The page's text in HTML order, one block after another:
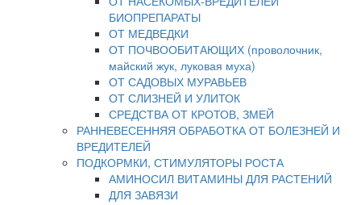
БИОПРЕПАРАТЫ
ОТ МЕДВЕДКИ
ОТ ПОЧВООБИТАЮЩИХ (проволочник,
майский жук, луковая муха)
ОТ САДОВЫХ МУРАВЬЕВ
ОТ СЛИЗНЕЙ И УЛИТОК
СРЕДСТВА ОТ КРОТОВ, ЗМЕЙ
РАННЕВЕСЕННЯЯ ОБРАБОТКА ОТ БОЛЕЗНЕЙ И
ВРЕДИТЕЛЕЙ
ПОДКОРМКИ, СТИМУЛЯТОРЫ РОСТА
АМИНОСИЛ ВИТАМИНЫ ДЛЯ РАСТЕНИЙ
ДЛЯ ЗАВЯЗИ